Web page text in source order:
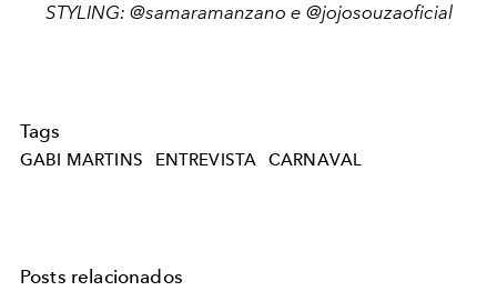
STYLING: @samaramanzano e @jojosouzaoficial
Tags
GABI MARTINS ENTREVISTA CARNAVAL
Posts relacionados